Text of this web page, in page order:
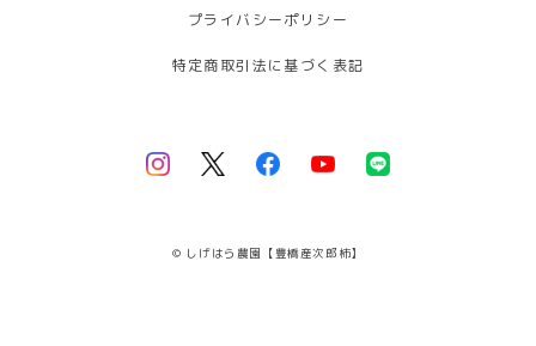
プライバシーポリシー
特定商取引法に基づく表記
© しげはら農園【豊橋産次郎柿】